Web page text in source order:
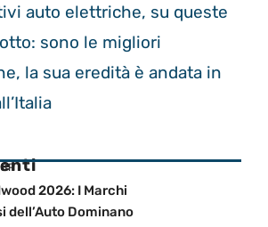
auto elettriche, su queste
sono le migliori
la sua eredità è andata in
2026: I Marchi
dell’Auto Dominano